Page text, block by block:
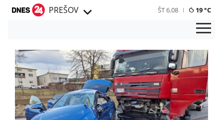
PREŠOV ŠT 6.08 19 °C